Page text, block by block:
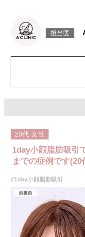
感などが術後一時的に生
染症、左右差、施術箇所
顔の脂肪吸引箇所の追加 1
オプション：笑気麻酔
担当医
20代 女性
1day小顔脂肪吸引
までの症例です(20
#1day小顔脂肪吸引